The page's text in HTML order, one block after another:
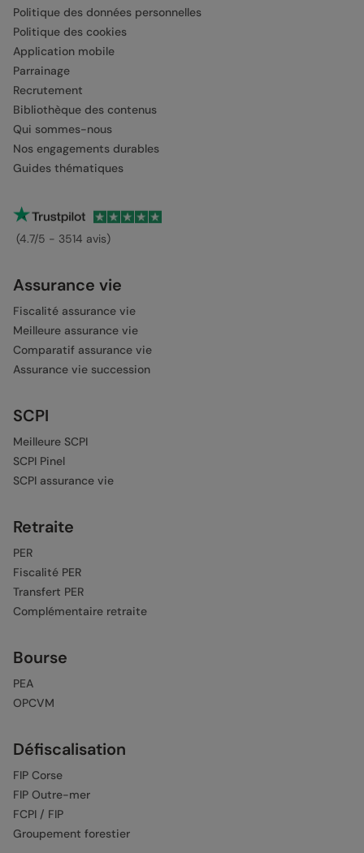
Politique des données personnelles
Politique des cookies
Application mobile
Parrainage
Recrutement
Bibliothèque des contenus
Qui sommes-nous
Nos engagements durables
Guides thématiques
(4.7/5 - 3514 avis)
Assurance vie
Fiscalité assurance vie
Meilleure assurance vie
Comparatif assurance vie
Assurance vie succession
SCPI
Meilleure SCPI
SCPI Pinel
SCPI assurance vie
Retraite
PER
Fiscalité PER
Transfert PER
Complémentaire retraite
Bourse
PEA
OPCVM
Défiscalisation
FIP Corse
FIP Outre-mer
FCPI / FIP
Groupement forestier